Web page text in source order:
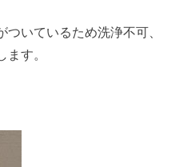
いているため洗浄不可、
す。